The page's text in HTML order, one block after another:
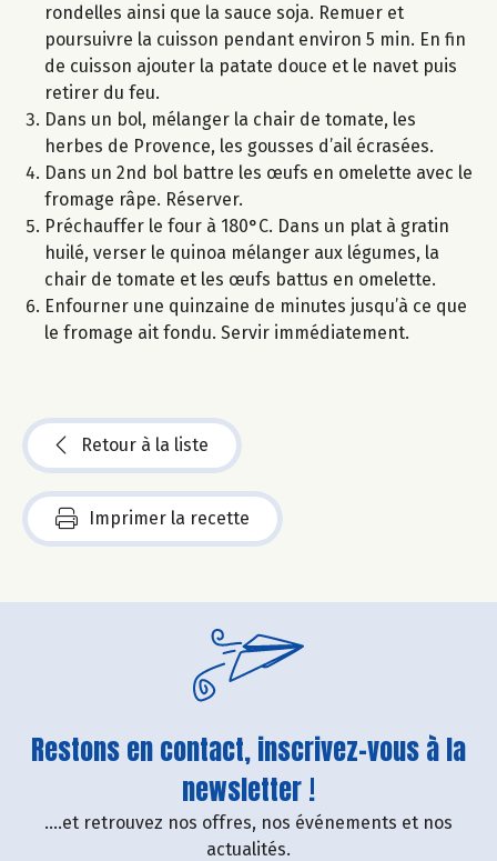
rondelles ainsi que la sauce soja. Remuer et
poursuivre la cuisson pendant environ 5 min. En fin
de cuisson ajouter la patate douce et le navet puis
retirer du feu.
Dans un bol, mélanger la chair de tomate, les
herbes de Provence, les gousses d’ail écrasées.
Dans un 2nd bol battre les œufs en omelette avec le
fromage râpe. Réserver.
Préchauffer le four à 180°C. Dans un plat à gratin
huilé, verser le quinoa mélanger aux légumes, la
chair de tomate et les œufs battus en omelette.
Enfourner une quinzaine de minutes jusqu’à ce que
le fromage ait fondu. Servir immédiatement.
Retour à la liste
Imprimer la recette
Restons en contact, inscrivez-vous à la
newsletter !
....et retrouvez nos offres, nos événements et nos
actualités.